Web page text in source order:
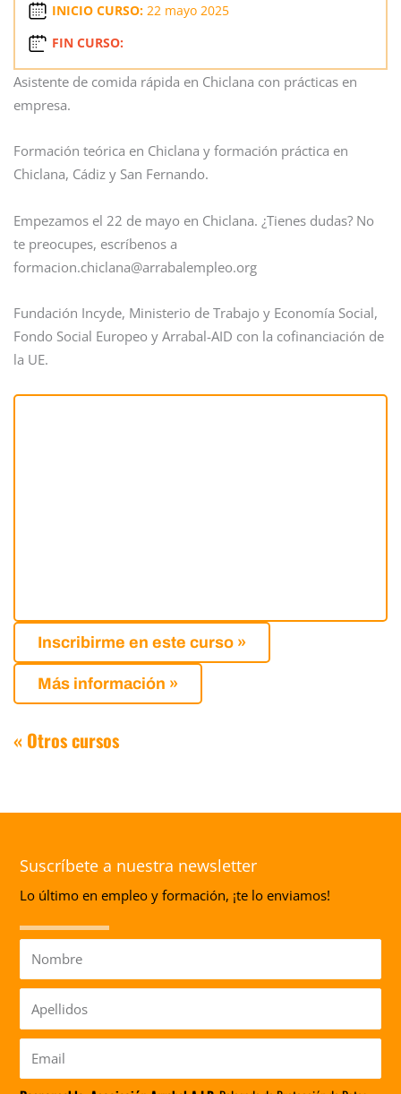
INICIO CURSO: 22 mayo 2025
FIN CURSO:
Asistente de comida rápida en Chiclana con prácticas en
empresa.
Formación teórica en Chiclana y formación práctica en
Chiclana, Cádiz y San Fernando.
Empezamos el 22 de mayo en Chiclana. ¿Tienes dudas? No
te preocupes, escríbenos a
formacion.chiclana@arrabalempleo.org
Fundación Incyde, Ministerio de Trabajo y Economía Social,
Fondo Social Europeo y Arrabal-AID con la cofinanciación de
la UE.
Inscribirme en este curso »
Más información »
« Otros cursos
Suscríbete a nuestra newsletter
Lo último en empleo y formación, ¡te lo enviamos!
Nombre
Apellidos